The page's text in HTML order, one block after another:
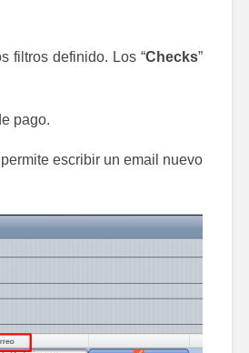
filtros definido. Los “Checks”
pago.
escribir un email nuevo